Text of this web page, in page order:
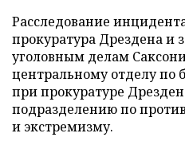
Расследование
прокуратура Дрездена и
уголовным делам
центральному отделу по
при прокуратуре
подразделению по
и экстремизму.